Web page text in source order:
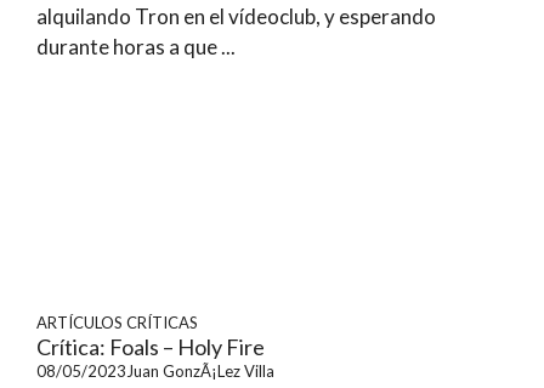
alquilando Tron en el vídeoclub, y esperando
durante horas a que ...
ARTÍCULOS CRÍTICAS
Crítica: Foals – Holy Fire
08/05/2023 Juan GonzÃ¡lez Villa